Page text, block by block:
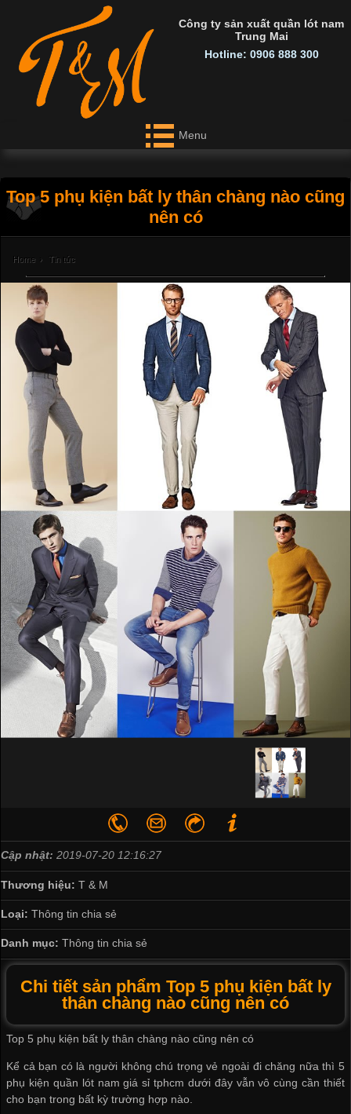
Công ty sản xuất quần lót nam
Trung Mai
Hotline: 0906 888 300
Menu
Top 5 phụ kiện bất ly thân chàng nào cũng
nên có
Home › Tin tức
Cập nhật: 2019-07-20 12:16:27
Thương hiệu: T & M
Loại: Thông tin chia sẻ
Danh mục: Thông tin chia sẻ
Chi tiết sản phẩm Top 5 phụ kiện bất ly
thân chàng nào cũng nên có
Top 5 phụ kiện bất ly thân chàng nào cũng nên có
Kể cả bạn có là người không chú trọng vẻ ngoài đi chăng nữa thì 5
phụ kiện quần lót nam giá sỉ tphcm dưới đây vẫn vô cùng cần thiết
cho bạn trong bất kỳ trường hợp nào.